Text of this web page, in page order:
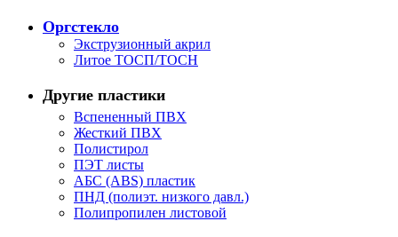
Оргстекло
Экструзионный акрил
Литое ТОСП/ТОСН
Другие пластики
Вспененный ПВХ
Жесткий ПВХ
Полистирол
ПЭТ листы
АБС (ABS) пластик
ПНД (полиэт. низкого давл.)
Полипропилен листовой